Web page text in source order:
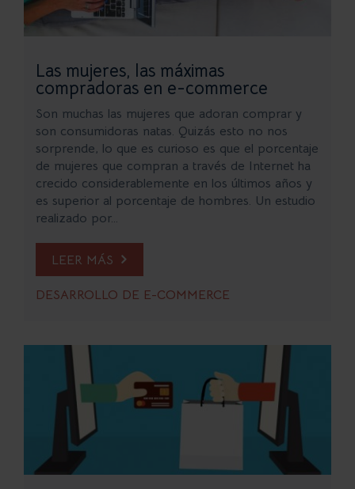
Las mujeres, las máximas
compradoras en e-commerce
Son muchas las mujeres que adoran comprar y
son consumidoras natas. Quizás esto no nos
sorprende, lo que es curioso es que el porcentaje
de mujeres que compran a través de Internet ha
crecido considerablemente en los últimos años y
es superior al porcentaje de hombres. Un estudio
realizado por...
LEER MÁS
DESARROLLO DE E-COMMERCE